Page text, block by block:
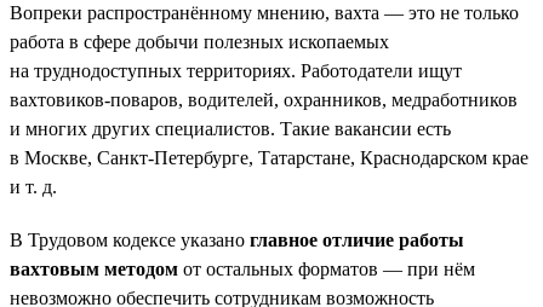
Вопреки распространённому мнению, вахта — это не только
работа в сфере добычи полезных ископаемых
на труднодоступных территориях. Работодатели ищут
вахтовиков-поваров, водителей, охранников, медработников
и многих других специалистов. Такие вакансии есть
в Москве, Санкт-Петербурге, Татарстане, Краснодарском крае
и т. д.
В Трудовом кодексе указано главное отличие работы
вахтовым методом от остальных форматов — при нём
невозможно обеспечить сотрудникам возможность